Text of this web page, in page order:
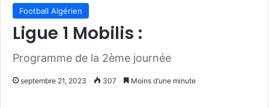
Football Algérien
Ligue 1 Mobilis :
Programme de la 2ème journée
septembre 21, 2023 307 Moins d’une minute